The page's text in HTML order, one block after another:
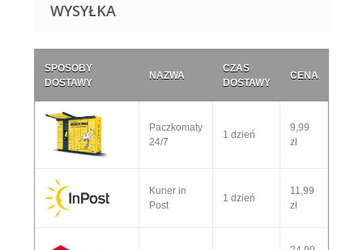
WYSYŁKA
SPOSOBY
DOSTAWY
NAZWA
CZAS
DOSTAWY
CENA
Paczkomaty
24/7
1 dzień
9,99
zł
Kurier in
Post
1 dzień
11,99
zł